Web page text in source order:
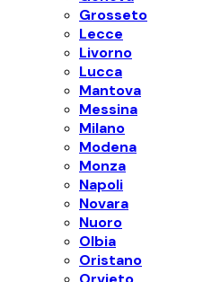
Grosseto
Lecce
Livorno
Lucca
Mantova
Messina
Milano
Modena
Monza
Napoli
Novara
Nuoro
Olbia
Oristano